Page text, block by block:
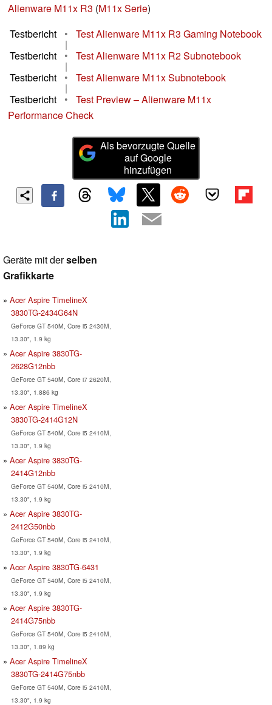
Alienware M11x R3 (M11x Serie)
Testbericht
• Test Alienware M11x R3 Gaming Notebook
|
Testbericht
• Test Alienware M11x R2 Subnotebook
|
Testbericht
• Test Alienware M11x Subnotebook
|
Testbericht
•
Test Preview – Alienware M11x
Performance Check
Als bevorzugte Quelle
auf Google
hinzufügen
Geräte mit derselben
Grafikkarte
Acer Aspire TimelineX
3830TG-2434G64N
GeForce GT 540M, Core i5 2430M,
13.30", 1.9 kg
Acer Aspire 3830TG-
2628G12nbb
GeForce GT 540M, Core i7 2620M,
13.30", 1.886 kg
Acer Aspire TimelineX
3830TG-2414G12N
GeForce GT 540M, Core i5 2410M,
13.30", 1.9 kg
Acer Aspire 3830TG-
2414G12nbb
GeForce GT 540M, Core i5 2410M,
13.30", 1.9 kg
Acer Aspire 3830TG-
2412G50nbb
GeForce GT 540M, Core i5 2410M,
13.30", 1.9 kg
Acer Aspire 3830TG-6431
GeForce GT 540M, Core i5 2410M,
13.30", 1.9 kg
Acer Aspire 3830TG-
2414G75nbb
GeForce GT 540M, Core i5 2410M,
13.30", 1.89 kg
Acer Aspire TimelineX
3830TG-2414G75nbb
GeForce GT 540M, Core i5 2410M,
13.30", 1.9 kg